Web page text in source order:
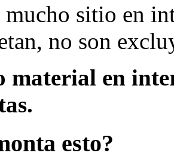
sitio en
no son
material en
esto?